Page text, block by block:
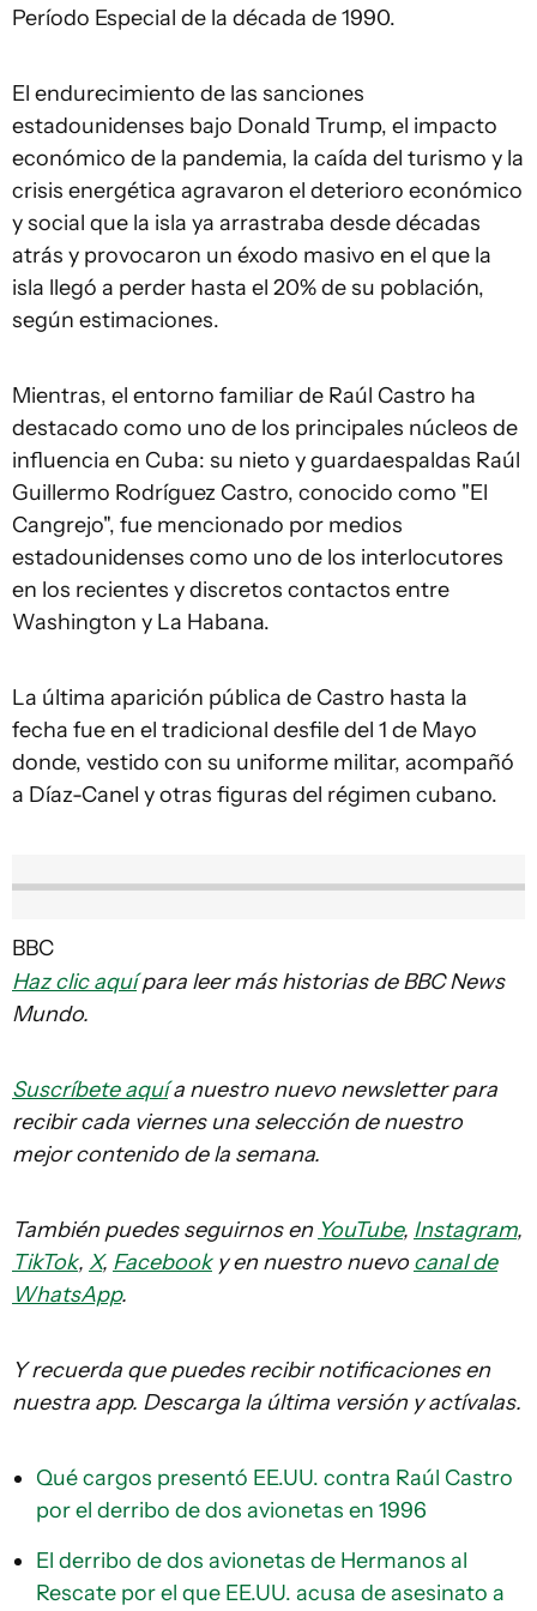
Período Especial de la década de 1990.
El endurecimiento de las sanciones
estadounidenses bajo Donald Trump, el impacto
económico de la pandemia, la caída del turismo y la
crisis energética agravaron el deterioro económico
y social que la isla ya arrastraba desde décadas
atrás y provocaron un éxodo masivo en el que la
isla llegó a perder hasta el 20% de su población,
según estimaciones.
Mientras, el entorno familiar de Raúl Castro ha
destacado como uno de los principales núcleos de
influencia en Cuba: su nieto y guardaespaldas Raúl
Guillermo Rodríguez Castro, conocido como "El
Cangrejo", fue mencionado por medios
estadounidenses como uno de los interlocutores
en los recientes y discretos contactos entre
Washington y La Habana.
La última aparición pública de Castro hasta la
fecha fue en el tradicional desfile del 1 de Mayo
donde, vestido con su uniforme militar, acompañó
a Díaz-Canel y otras figuras del régimen cubano.
BBC
Haz clic aquípara leer más historias de BBC News
Mundo.
Suscríbete aquía nuestro nuevo newsletter para
recibir cada viernes una selección de nuestro
mejor contenido de la semana.
También puedes seguirnos en YouTube, Instagram,
TikTok, X, Facebooky en nuestro nuevo canal de
WhatsApp.
Y recuerda que puedes recibir notificaciones en
nuestra app. Descarga la última versión y actívalas.
Qué cargos presentó EE.UU. contra Raúl Castro
por el derribo de dos avionetas en 1996
El derribo de dos avionetas de Hermanos al
Rescate por el que EE.UU. acusa de asesinato a